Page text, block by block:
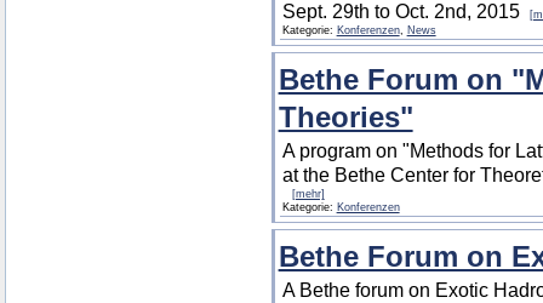
Sept. 29th to Oct. 2nd, 2015
Kategorie: Konferenzen, News
Bethe Forum on
Theories"
A program on "Methods for
at the Bethe Center for
[mehr]
Kategorie: Konferenzen
Bethe Forum on
A Bethe forum on Exotic